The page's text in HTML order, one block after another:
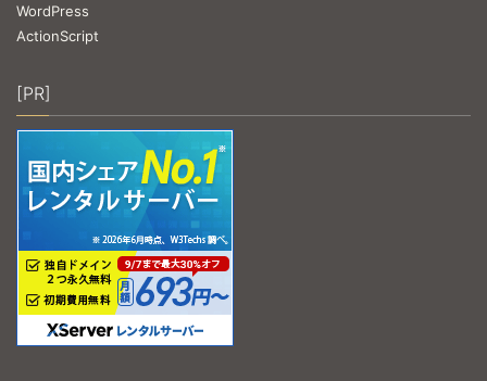
WordPress
ActionScript
[PR]